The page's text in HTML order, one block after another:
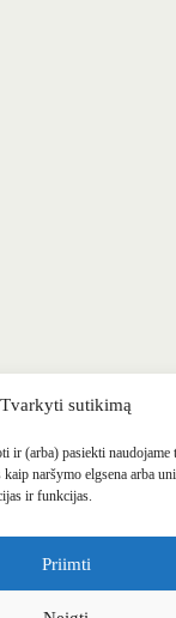
Tvarkyti sutikimą
(arba) pasiekti
naršymo elgsena arba
ir funkcijas.
Priimti